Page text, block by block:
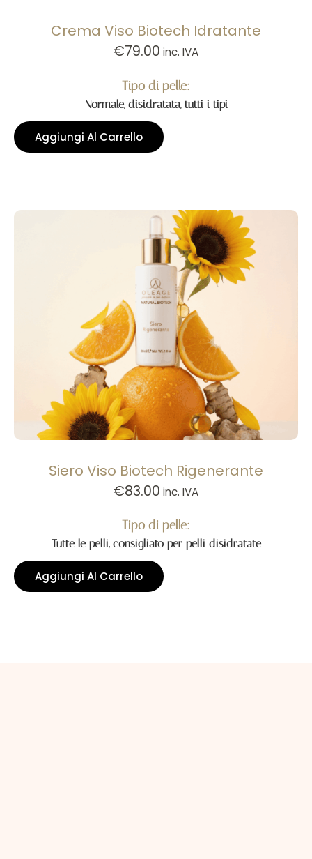
Crema Viso Biotech Idratante
€79.00 inc. IVA
Tipo di pelle:
Normale, disidratata, tutti i tipi
Aggiungi Al Carrello
Siero Viso Biotech Rigenerante
€83.00 inc. IVA
Tipo di pelle:
Tutte le pelli, consigliato per pelli disidratate
Aggiungi Al Carrello